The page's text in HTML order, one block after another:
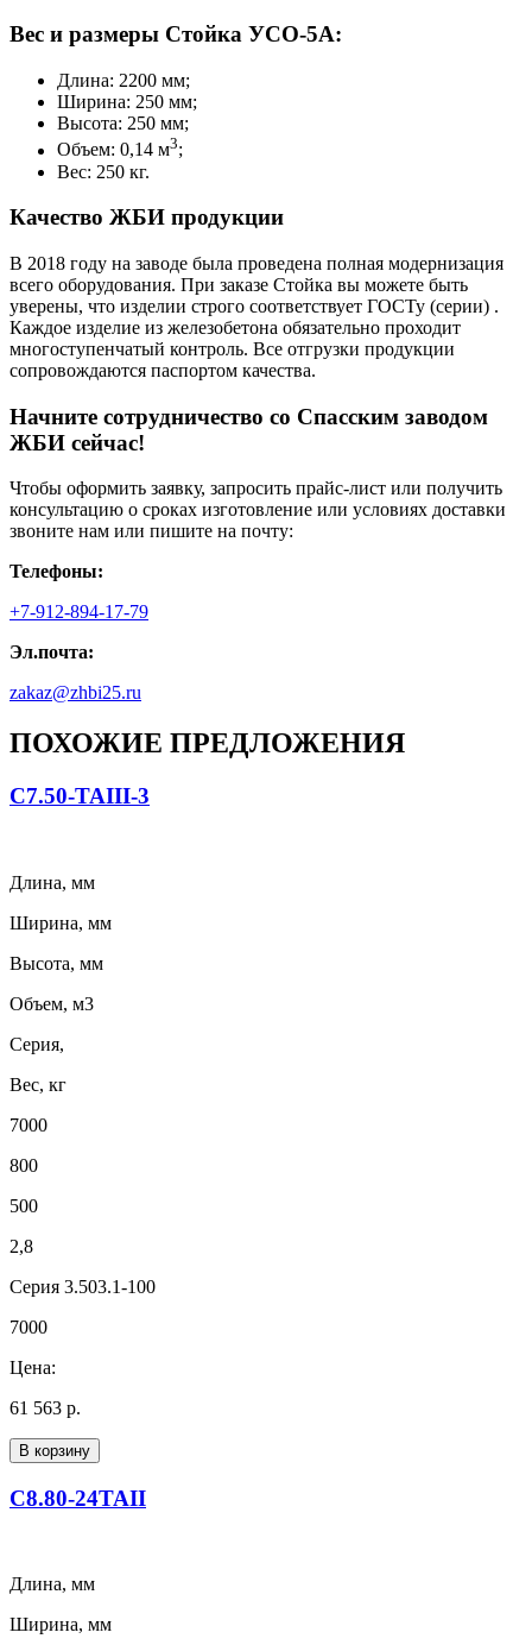
Вес и размеры Стойка УСО-5А:
Длина: 2200 мм;
Ширина: 250 мм;
Высота: 250 мм;
Объем: 0,14 м3;
Вес: 250 кг.
Качество ЖБИ продукции
В 2018 году на заводе была проведена полная модернизация
всего оборудования. При заказе Стойка вы можете быть
уверены, что изделии строго соответствует ГОСТу (серии) .
Каждое изделие из железобетона обязательно проходит
многоступенчатый контроль. Все отгрузки продукции
сопровождаются паспортом качества.
Начните сотрудничество со Cпасским заводом
ЖБИ сейчас!
Чтобы оформить заявку, запросить прайс-лист или получить
консультацию о сроках изготовление или условиях доставки
звоните нам или пишите на почту:
Телефоны:
+7-912-894-17-79
Эл.почта:
zakaz@zhbi25.ru
ПОХОЖИЕ ПРЕДЛОЖЕНИЯ
С7.50-ТАIII-3
Длина, мм
Ширина, мм
Высота, мм
Объем, м3
Серия,
Вес, кг
7000
800
500
2,8
Серия 3.503.1-100
7000
Цена:
61 563 р.
В корзину
С8.80-24ТАII
Длина, мм
Ширина, мм